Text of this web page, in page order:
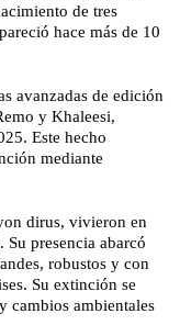
de tres
hace más de 10
avanzadas de edición
y Khaleesi,
Este hecho
mediante
dirus, vivieron en
presencia abarcó
robustos y con
Su extinción se
cambios ambientales